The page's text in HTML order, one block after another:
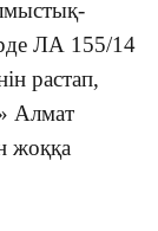
ЛА 155/14
растап,
Алмат
жоққа